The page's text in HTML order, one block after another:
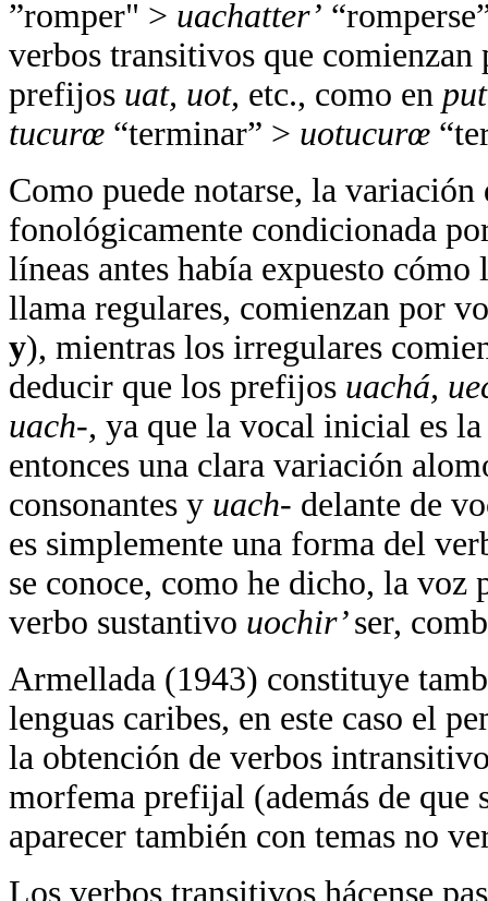
”romper" > uachatter’
verbos transitivos que comienzan
prefijos uat, uot, etc., como en
tucurœ “terminar” > uotucurœ
Como puede notarse, la
fonológicamente condicionada
líneas antes había expuesto
llama regulares, comienzan por
y), mientras los irregulares
deducir que los prefijos uachá,
uach-, ya que la vocal inicial es
entonces una clara variación
consonantes y uach- delante de
es simplemente una forma del
se conoce, como he dicho, la voz
verbo sustantivo uochir’ser,
Armellada (1943) constituye
lenguas caribes, en este caso el
la obtención de verbos
morfema prefijal (además de
aparecer también con temas no
Los verbos transitivos hácense